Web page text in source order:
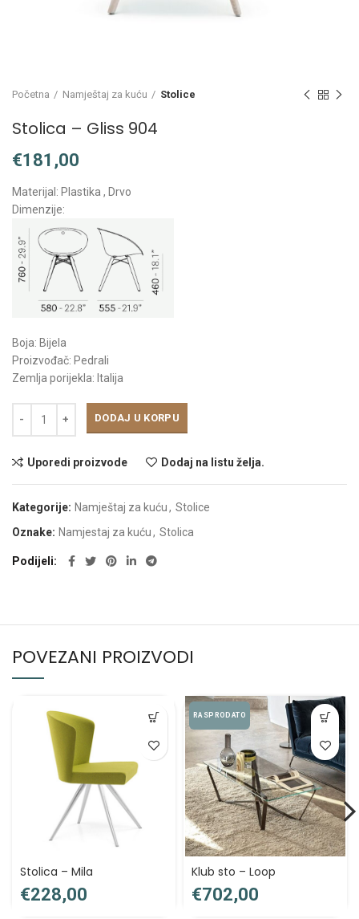
Početna Namještaj za kuću Stolice
Stolica – Gliss 904
€
Materijal: Plastika , Drvo
Dimenzije:
Boja: Bijela
Proizvođač: Pedrali
Zemlja porijekla: Italija
DODAJ U KORPU
Uporedi proizvode Dodaj na listu želja.
Kategorije: Namještaj za kuću, Stolice
Oznake: Namjestaj za kuću, Stolica
Podijeli
POVEZANI PROIZVODI
Stolica – Mila
€
RASPRODATO
Klub sto – Loop
€